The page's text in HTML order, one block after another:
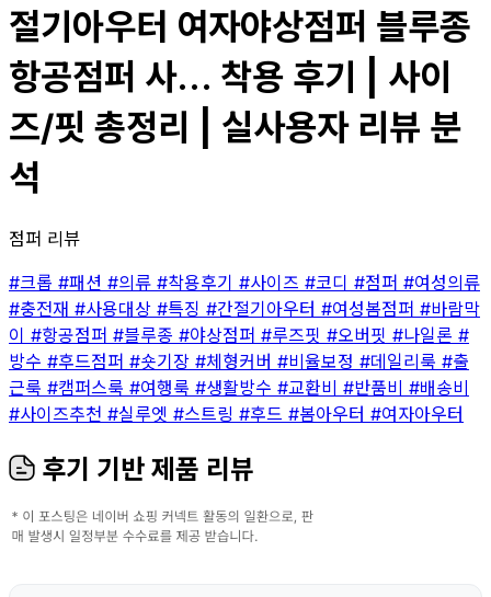
절기아우터 여자야상점퍼 블루종
항공점퍼 사... 착용 후기 | 사이
즈/핏 총정리 | 실사용자 리뷰 분
석
점퍼 리뷰
#크롭 #패션 #의류 #착용후기 #사이즈 #코디 #점퍼 #여성의류
#충전재 #사용대상 #특징 #간절기아우터 #여성봄점퍼 #바람막
이 #항공점퍼 #블루종 #야상점퍼 #루즈핏 #오버핏 #나일론 #
방수 #후드점퍼 #숏기장 #체형커버 #비율보정 #데일리룩 #출
근룩 #캠퍼스룩 #여행룩 #생활방수 #교환비 #반품비 #배송비
#사이즈추천 #실루엣 #스트링 #후드 #봄아우터 #여자아우터
후기 기반 제품 리뷰